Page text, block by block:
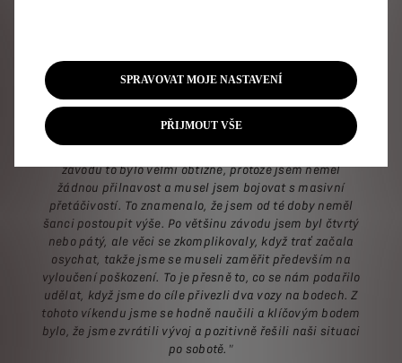
- Jean-Eric Vergne, šampion Formule E 2018 a 2019
"Podmínky byly opravdu složité a kvalifikací jsme prošli
dobře, když jsme zajeli třetí a čtvrtý nejrychlejší čas. JEV
závodu to bylo velmi obtížné, protože jsem neměl
žádnou přilnavost a musel jsem bojovat s masivní
přetáčivostí. To znamenalo, že jsem od té doby neměl
šanci postoupit výše. Po většinu závodu jsem byl čtvrtý
nebo pátý, ale věci se zkomplikovaly, když trať začala
osychat, takže jsme se museli zaměřit především na
vyloučení poškození. To je přesně to, co se nám podařilo
udělat, když jsme do cíle přivezli dva vozy na bodech. Z
tohoto víkendu jsme se hodně naučili a klíčovým bodem
bylo, že jsme zvrátili vývoj a pozitivně řešili naši situaci
po sobotě."
SPRAVOVAT MOJE NASTAVENÍ
PŘIJMOUT VŠE